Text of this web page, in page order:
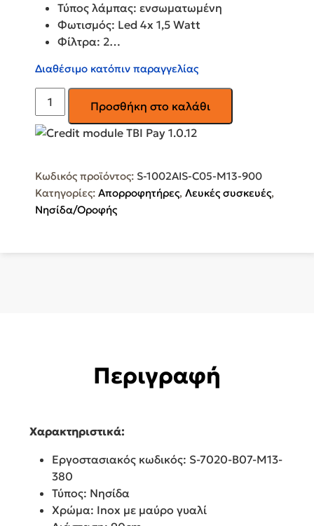
Τύπος λάμπας: ενσωματωμένη
Φωτισμός: Led 4x 1,5 Watt
Φίλτρα: 2…
Διαθέσιμο κατόπιν παραγγελίας
GRUPPE
Symmetria
90
90cm
Inox
S-
Προσθήκη στο καλάθι
Κωδικός προϊόντος: S-1002AIS-C05-M13-900
Κατηγορίες: Απορροφητήρες, Λευκές συσκευές,
Νησίδα/Οροφής
Περιγραφή
Χαρακτηριστικά:
Εργοστασιακός κωδικός: S-7020-B07-M13-
380
Τύπος: Νησίδα
Χρώμα: Inox με μαύρο γυαλί